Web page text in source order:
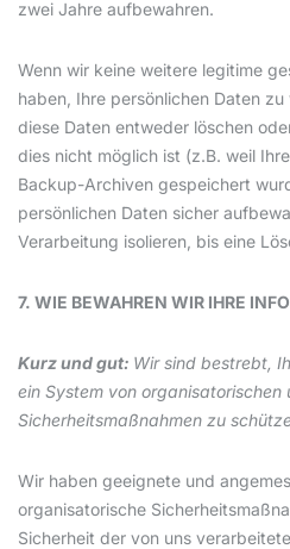
zwei Jahre aufbewahren.
Wenn wir keine weitere legitime
haben, Ihre persönlichen Daten
diese Daten entweder löschen
dies nicht möglich ist (z.B. weil
Backup-Archiven gespeichert
persönlichen Daten sicher
Verarbeitung isolieren, bis eine
7. WIE BEWAHREN WIR IHRE
Kurz und gut: Wir sind bestrebt,
ein System von organisatorischen
Sicherheitsmaßnahmen zu
Wir haben geeignete und
organisatorische
Sicherheit der von uns